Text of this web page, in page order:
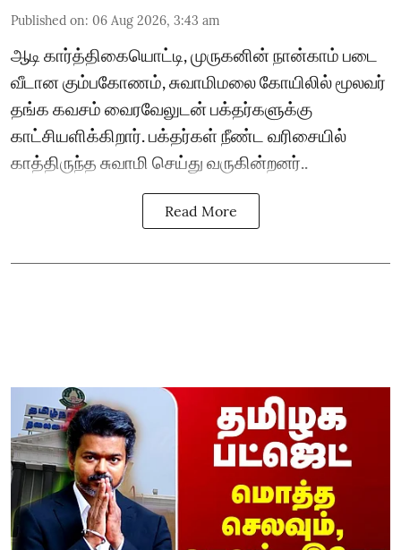
Published on: 06 Aug 2026, 3:43 am
ஆடி கார்த்திகையொட்டி, முருகனின் நான்காம் படை
வீடான கும்பகோணம், சுவாமிமலை கோயிலில் மூலவர்
தங்க கவசம் வைரவேலுடன் பக்தர்களுக்கு
காட்சியளிக்கிறார். பக்தர்கள் நீண்ட வரிசையில்
காத்திருந்த சுவாமி செய்து வருகின்றனர்..
Read More